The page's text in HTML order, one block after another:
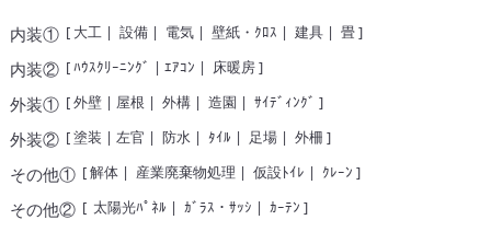
内装①[ 大工| 設備| 電気| 壁紙・ｸﾛｽ | 建具| 畳]
内装②[ﾊｳｽｸﾘｰﾆﾝｸﾞ | ｴｱｺﾝ | 床暖房]
外装①[外壁| 屋根 | 外構| 造園 | ｻｲﾃﾞｨﾝｸﾞ ]
外装②[塗装 | 左官 | 防水| ﾀｲﾙ | 足場| 外柵 ]
その他①[解体| 産業廃棄物処理 | 仮設ﾄｲﾚ | ｸﾚｰﾝ ]
その他②[ 太陽光ﾊﾟﾈﾙ | ｶﾞﾗｽ・ｻｯｼ | ｶｰﾃﾝ ]